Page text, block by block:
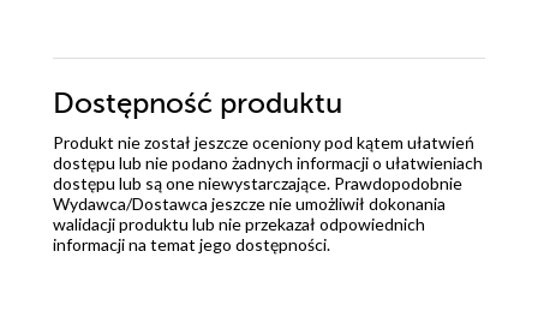
Dostępność produktu
Produkt nie został jeszcze oceniony pod kątem ułatwień
dostępu lub nie podano żadnych informacji o ułatwieniach
dostępu lub są one niewystarczające. Prawdopodobnie
Wydawca/Dostawca jeszcze nie umożliwił dokonania
walidacji produktu lub nie przekazał odpowiednich
informacji na temat jego dostępności.